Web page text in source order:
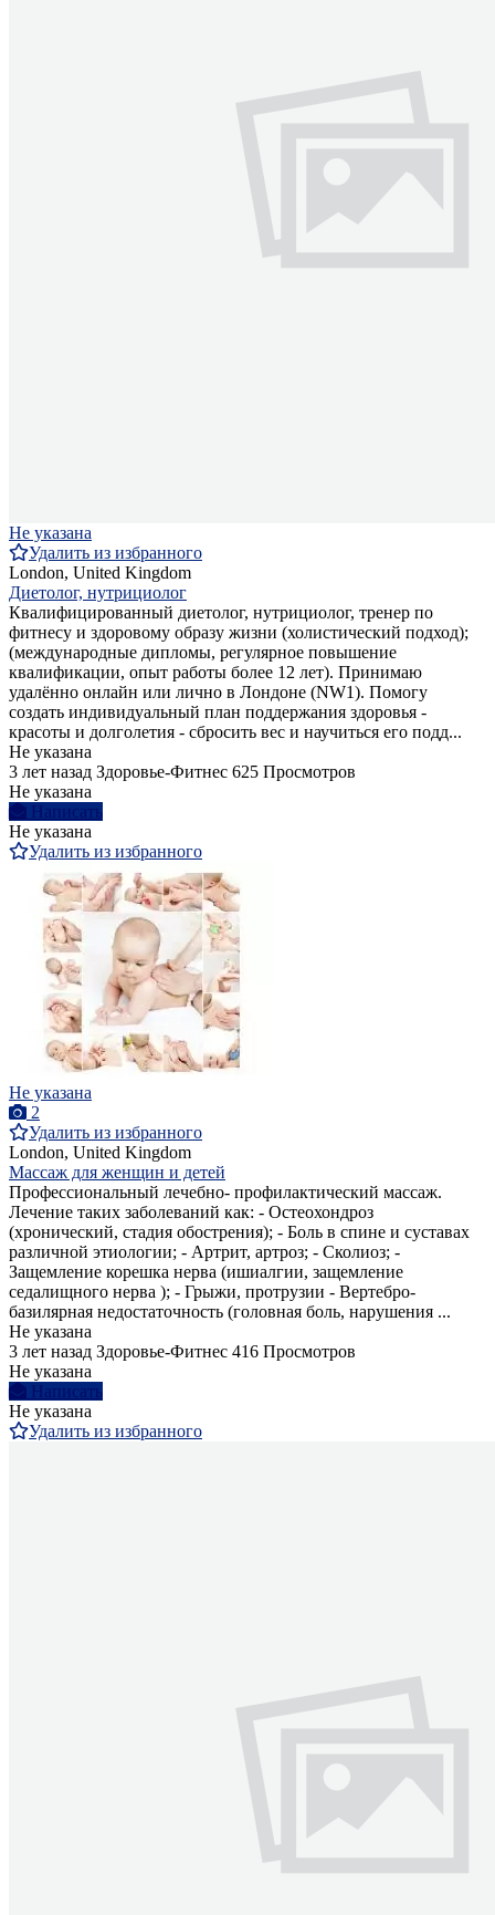
Не указана
Удалить из избранного
London, United Kingdom
Диетолог, нутрициолог
Квалифицированный диетолог, нутрициолог, тренер по
фитнесу и здоровому образу жизни (холистический подход);
(международные дипломы, регулярное повышение
квалификации, опыт работы более 12 лет). Принимаю
удалённо онлайн или лично в Лондоне (NW1). Помогу
создать индивидуальный план поддержания здоровья -
красоты и долголетия - сбросить вес и научиться его подд...
Не указана
3 лет назад Здоровье-Фитнес 625 Просмотров
Не указана
Написать
Не указана
Удалить из избранного
Не указана
2
Удалить из избранного
London, United Kingdom
Массаж для женщин и детей
Профессиональный лечебно- профилактический массаж.
Лечение таких заболеваний как: - Остеохондроз
(хронический, стадия обострения); - Боль в спине и суставах
различной этиологии; - Артрит, артроз; - Сколиоз; -
Защемление корешка нерва (ишиалгии, защемление
седалищного нерва ); - Грыжи, протрузии - Вертебро-
базилярная недостаточность (головная боль, нарушения ...
Не указана
3 лет назад Здоровье-Фитнес 416 Просмотров
Не указана
Написать
Не указана
Удалить из избранного